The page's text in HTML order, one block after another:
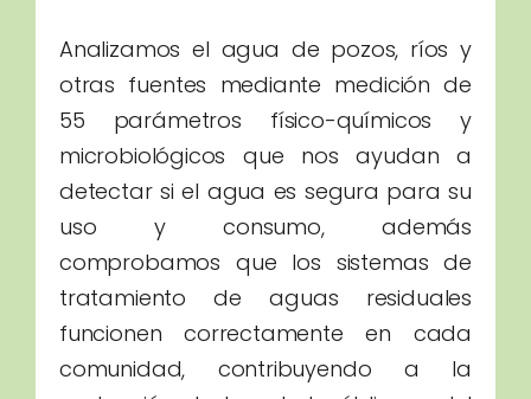
Analizamos el agua de pozos, ríos y
otras fuentes mediante medición de
55 parámetros físico-químicos y
microbiológicos que nos ayudan a
detectar si el agua es segura para su
uso y consumo, además
comprobamos que los sistemas de
tratamiento de aguas residuales
funcionen correctamente en cada
comunidad, contribuyendo a la